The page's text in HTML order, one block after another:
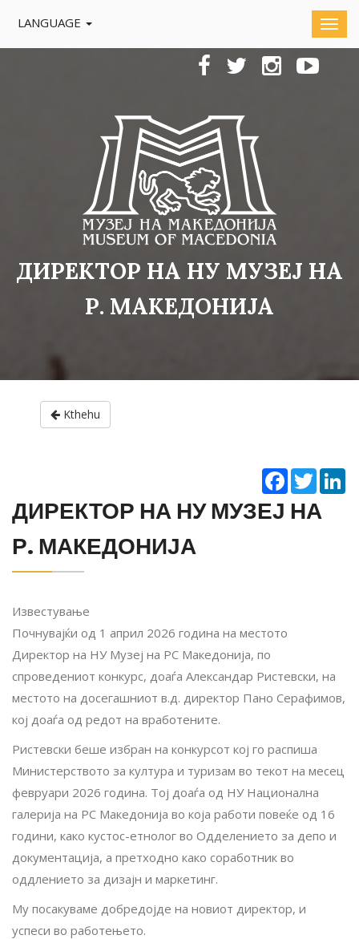
Kthehu
LANGUAGE
ДИРЕКТОР НА НУ МУЗЕЈ НА
Р. МАКЕДОНИЈА
Facebook
Twitter
ДИРЕКТОР НА НУ МУЗЕЈ НА
Р. МАКЕДОНИЈА
Известување
Почнувајќи од 1 април 2026 година на местото
Директор на НУ Музеј на РС Македонија, по
спроведениот конкурс, доаѓа Александар Ристевски, на
местото на досегашниот в.д. директор Пано Серафимов,
кој доаѓа од редот на вработените.
Ристевски беше избран на конкурсот кој го распиша
Министерството за култура и туризам во текот на месец
февруари 2026 година. Тој доаѓа од НУ Национална
галерија на РС Македонија во која работи повеќе од 16
години, како кустос-етнолог во Одделението за депо и
документација, а претходно како соработник во
оддлението за дизајн и маркетинг.
Му посакуваме добредојде на новиот директор, и
успеси во работењето.